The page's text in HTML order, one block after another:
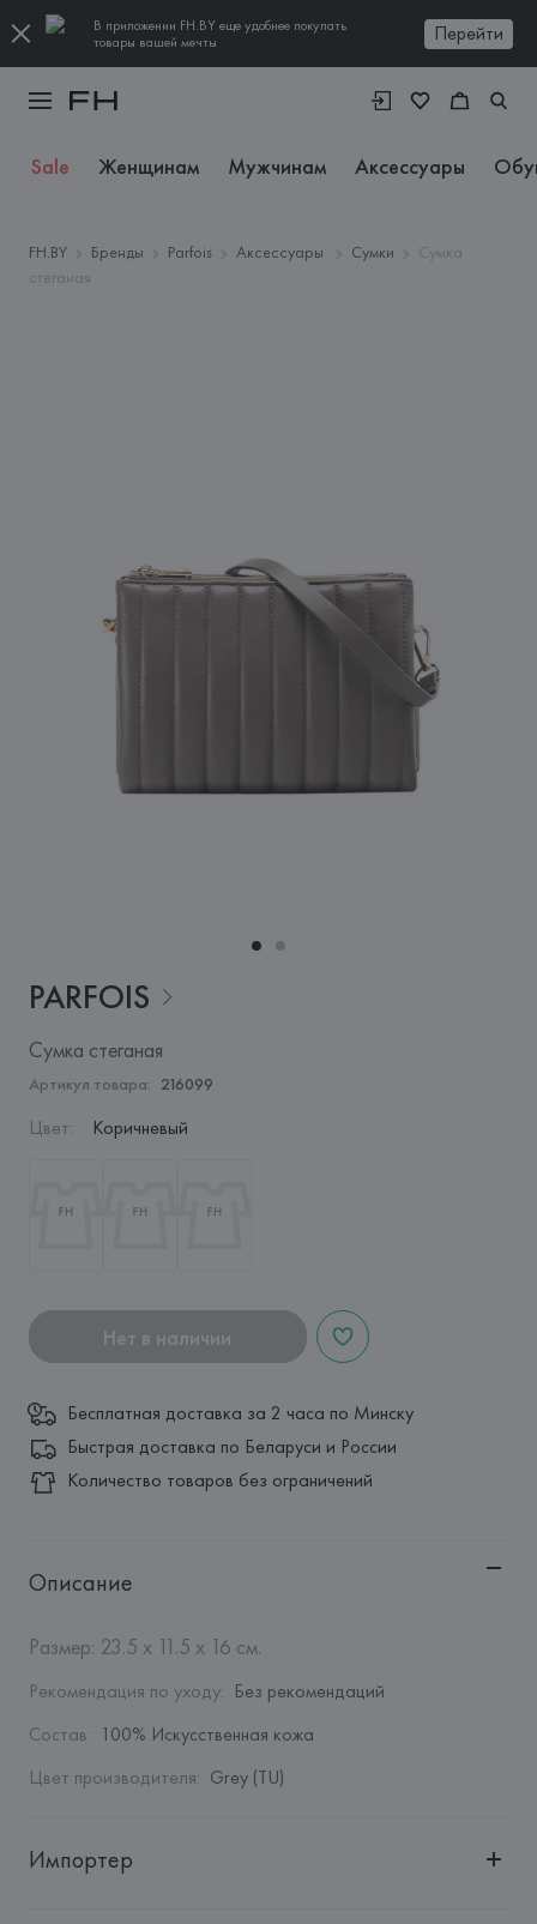
В приложении FH.BY еще удобнее покупать
товары вашей мечты
Перейти
Sale Женщинам Мужчинам Аксессуары
FH.BY Бренды Parfois Аксессуары Сумки
Сумка
стеганая
PARFOIS
Сумка стеганая
Артикул товара: 216099
Цвет: Коричневый
Нет в наличии
Бесплатная доставка за 2 часа по Минску
Быстрая доставка по Беларуси и России
Количество товаров без ограничений
Описание
Размер: 23.5 x 11.5 x 16 см.
Рекомендация по уходу: Без рекомендаций
Состав: 100% Искусственная кожа
Цвет производителя: Grey (TU)
Импортер